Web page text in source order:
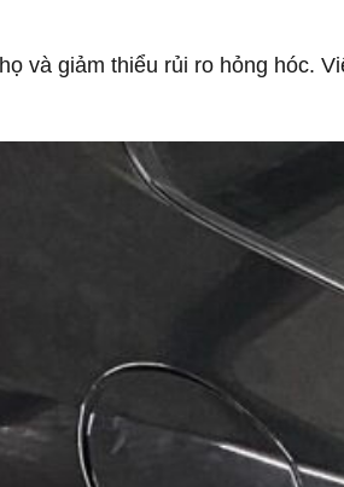
và giảm thiểu rủi ro hỏng